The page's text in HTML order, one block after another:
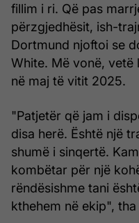
fillim i ri. Që pas
përzgjedhësit, ish-
Dortmund njoftoi se
White. Më vonë,
në maj të vitit 2025.
"Patjetër që jam i
disa herë. Është një
shumë i sinqertë.
kombëtar për një
rëndësishme tani
kthehem në ekip",